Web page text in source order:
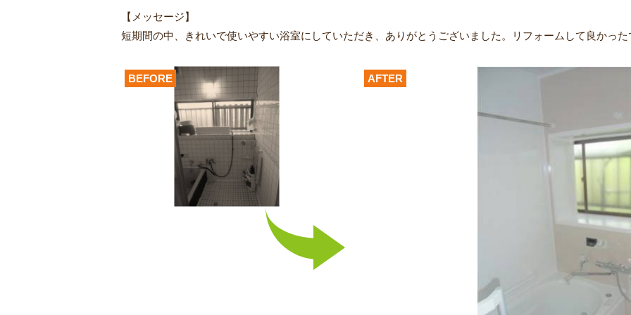
【メッセージ】
短期間の中、きれいで使いやすい浴室にしていただき、ありがとうございました。リフォームして良かった
AFTER
BEFORE